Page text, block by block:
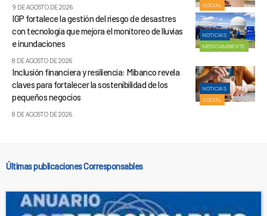
SOCIAL
9 DE AGOSTO DE 2026
NOTICIAS
MEDIOAMBIENTE
IGP fortalece la gestión del riesgo de desastres
con tecnología que mejora el monitoreo de lluvias
e inundaciones
8 DE AGOSTO DE 2026
NOTICIAS
SOCIAL
Inclusión financiera y resiliencia: Mibanco revela
claves para fortalecer la sostenibilidad de los
pequeños negocios
8 DE AGOSTO DE 2026
Últimas publicaciones Corresponsables